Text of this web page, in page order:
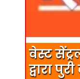
वेस्ट
द्वारा